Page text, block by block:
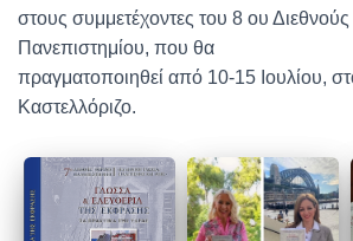
στους συμμετέχοντες του 8 ου
Πανεπιστημίου, που θα
πραγματοποιηθεί από 10-15 Ιουλίου,
Καστελλόριζο.